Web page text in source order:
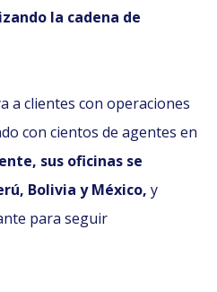
la cadena de
a clientes con operaciones
con cientos de agentes en
sus oficinas se
Bolivia y México, y
para seguir